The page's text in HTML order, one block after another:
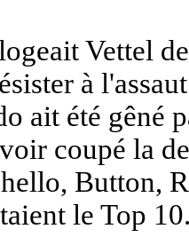
Vettel
à
ait été gêné
coupé la
Button,
le Top